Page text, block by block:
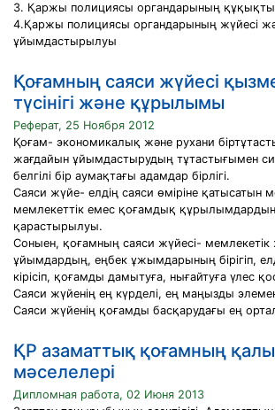
3. Қаржы полициясы органдарының
4.Қаржы полициясы органдарының жүйесі
ұйымдастырылуы
Қоғамның саяси жүйесі
түсінігі және құрылымы
Реферат, 25 Ноября 2012
Қоғам- экономикалық және рухани
жағдайын ұйымдастырудың тұтастығымен
белгілі бір аумақтағы адамдар бірлігі.
Саяси жүйе- елдің саяси өміріне қатысатын
мемлекеттік емес қоғамдық құрылымдардың
қарастырылуы.
Соныен, қоғамның саяси жүйесі-
ұйымдардың, еңбек ұжымдарының бірігіп,
кірісіп, қоғамды дамытуға, нығайтуға үлес
Саяси жүйенің ең күрделі, ең маңызды
Саяси жүйенің қоғамды басқарудағы ең
ҚР азаматтық қоғамның
мәселелері
Дипломная работа, 02 Июня 2013